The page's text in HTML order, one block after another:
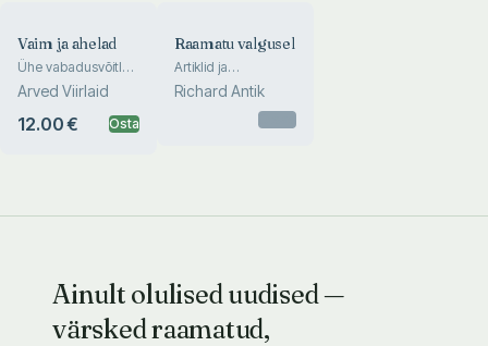
Vaim ja ahelad
Ühe vabadusvõitleja
jutustus
Arved Viirlaid
12.00 € Osta
Raamatu valgusel
Artiklid ja
bibliograafia 1921-
2001. Richard Antik
Richard Antik
Ainult olulised uudised —
värsked raamatud,